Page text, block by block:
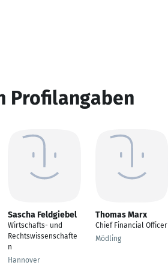
Profilangaben
Sascha Feldgiebel
Wirtschafts- und
Rechtswissenschafte
n
Hannover
Thomas Marx
Chief Financial Officer
Mödling